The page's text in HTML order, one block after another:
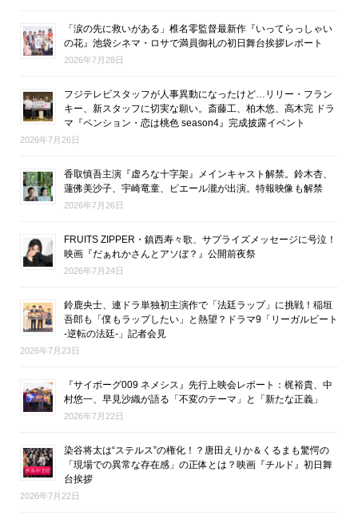
「涙の先に救いがある」椎名零監督最新作『いってらっしゃい
の花』池袋シネマ・ロサで満員御礼の初日舞台挨拶レポート
2026年7月28日
フジテレビスタッフが人事異動になったけど…リリー・フラン
キー、新スタッフに切実な願い。斎藤工、柏木悠、高木完 ドラ
マ『ペンション・恋は桃色 season4』完成披露イベント
2026年7月26日
香取慎吾主演『虚ろな十字架』メインキャスト解禁。鈴木杏、
蓮佛美沙子、宇崎竜童、ピエール瀧が出演。特報映像も解禁
2026年7月26日
FRUITS ZIPPER・鎮西寿々歌、サプライズメッセージに号泣！
映画『だぁれかさんとアソぼ？』公開前夜祭
2026年7月24日
鈴鹿央士、連ドラ単独初主演作で「法廷ラップ」に挑戦！稲垣
吾郎も「僕もラップしたい」と熱望？ドラマ9「リーガルビート
-逆転の法廷-」記者会見
2026年7月23日
『サイボーグ009 ネメシス』先行上映会レポート：梶裕貴、中
村悠一、早見沙織が語る「不変のテーマ」と「新たな正義」
2026年7月22日
染谷将太は“ステルス”の権化！？唐田えりか＆くるまも驚愕の
「現場での異常な存在感」の正体とは？映画『チルド』初日舞
台挨拶
2026年7月22日